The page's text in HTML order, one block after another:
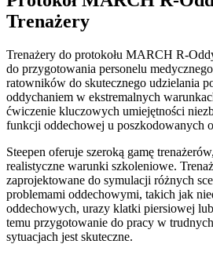
Trenażery
Trenażery do protokołu MARCH R-
do przygotowania personelu
ratowników do skutecznego udzielania
oddychaniem w ekstremalnych
ćwiczenie kluczowych umiejętności
funkcji oddechowej u poszkodowanych
Steepen oferuje szeroką gamę
realistyczne warunki szkoleniowe.
zaprojektowane do symulacji różnych
problemami oddechowymi, takich jak
oddechowych, urazy klatki piersiowej
temu przygotowanie do pracy w
sytuacjach jest skuteczne.